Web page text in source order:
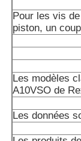
Pour les vis
piston, un
Les modèles
A10VSO de
Les données